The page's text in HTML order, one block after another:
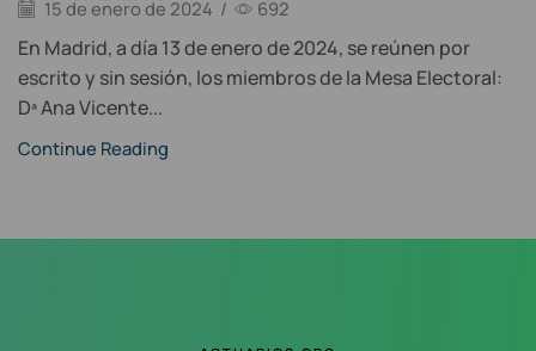
15 de enero de 2024 / 692
En Madrid, a día 13 de enero de 2024, se reúnen por
escrito y sin sesión, los miembros de la Mesa Electoral:
Dª Ana Vicente...
Continue Reading